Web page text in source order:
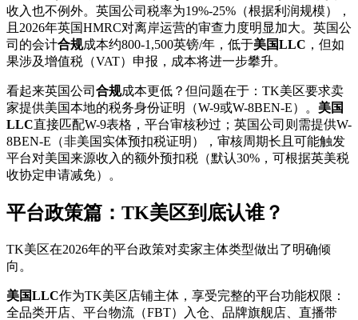
收入也不例外。英国公司税率为19%-25%（根据利润规模），
且2026年英国HMRC对离岸运营的审查力度明显加大。英国公
司的会计合规成本约800-1,500英镑/年，低于美国LLC ，但如
果涉及增值税（VAT）申报，成本将进一步攀升。
看起来英国公司 合规成本更低？但问题在于：TK美区要求卖
家提供美国本地的税务身份证明（W-9或W-8BEN-E）。 美国
LLC直接匹配W-9表格，平台审核秒过；英国公司则需提供W-
8BEN-E（非美国实体预扣税证明），审核周期长且可能触发
平台对美国来源收入的额外预扣税（默认30%，可根据英美税
收协定申请减免）。
平台政策篇：TK美区到底认谁？
TK美区在2026年的平台政策对卖家主体类型做出了明确倾
向。
美国LLC作为TK美区店铺主体，享受完整的平台功能权限：
全品类开店、平台物流（FBT）入仓、品牌旗舰店、直播带